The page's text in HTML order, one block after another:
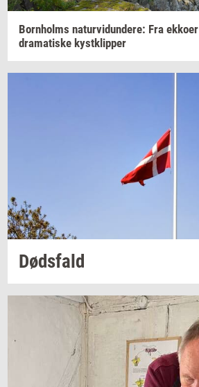
Born­holms na­tur­vi­dun­de­re: Fra ek­ko­er
dra­ma­ti­ske kyst­klip­per
Døds­fald